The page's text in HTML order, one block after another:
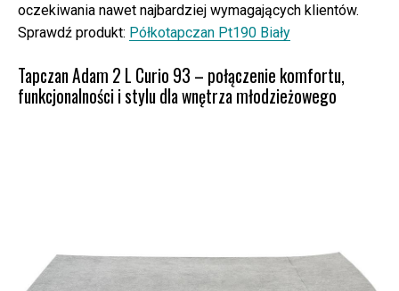
oczekiwania nawet najbardziej wymagających klientów.
Sprawdź produkt: Półkotapczan Pt190 Biały
Tapczan Adam 2 L Curio 93 – połączenie komfortu,
funkcjonalności i stylu dla wnętrza młodzieżowego